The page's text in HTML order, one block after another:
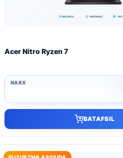
Acer Nitro Ryzen 7
BATAFSIL